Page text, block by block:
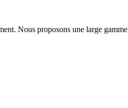
Nous proposons une large